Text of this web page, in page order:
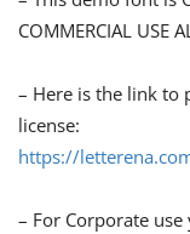
COMMERCIAL USE
– Here is the link to
license:
https://
– For Corporate